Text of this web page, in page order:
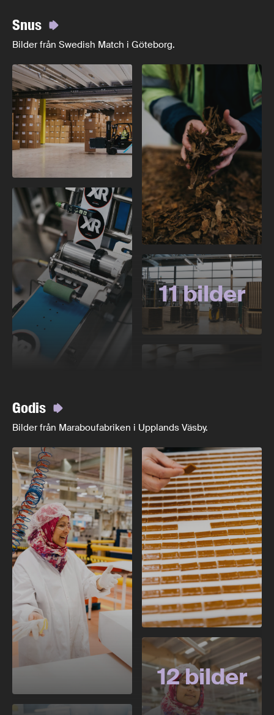
Snus
Bilder från Swedish Match i Göteborg.
11 bilder
Godis
Bilder från Maraboufabriken i Upplands Väsby.
12 bilder